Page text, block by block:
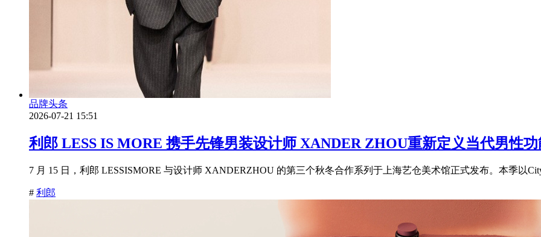
品牌头条
2026-07-21 15:51
利郎 LESS IS MORE 携手先锋男装设计师 XANDER ZHOU重新定义当代男性
7 月 15 日，利郎 LESSISMORE 与设计师 XANDERZHOU 的第三个秋冬合作系列于上海艺仓美术馆正式发布。本季以
# 利郎